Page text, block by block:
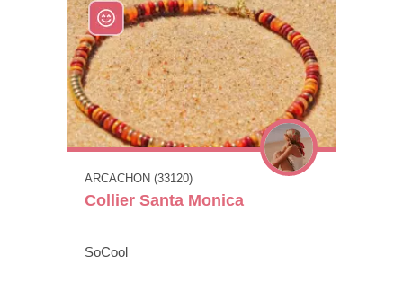
ARCACHON (33120)
Collier Santa Monica
SoCool